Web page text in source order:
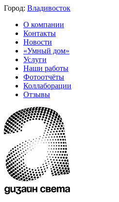
Город: Владивосток
О компании
Контакты
Новости
«Умный дом»
Услуги
Наши работы
Фотоотчёты
Коллаборации
Отзывы